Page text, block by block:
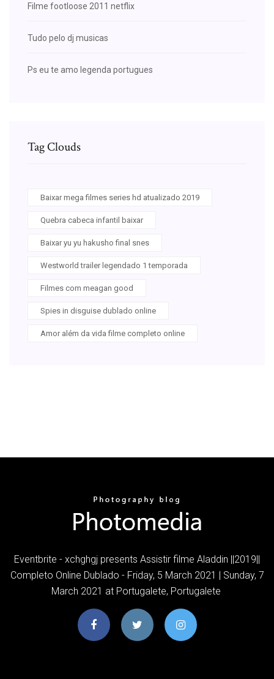
Filme footloose 2011 netflix
Tudo pelo dj musicas
Ps eu te amo legenda portugues
Tag Clouds
Baixar mega filmes series hd atualizado 2019
Quebra cabeca infantil baixar
Baixar yu yu hakusho final snes
Westworld trailer legendado 1 temporada
Filmes com meagan good
Spies in disguise dublado online
Amor além da vida filme completo online
Eventbrite - xchghgj presents Assistir filme Aladdin ||2019||
Completo Online Dublado - Friday, 5 March 2021 | Sunday, 7
March 2021 at Portugalete, Portugalete